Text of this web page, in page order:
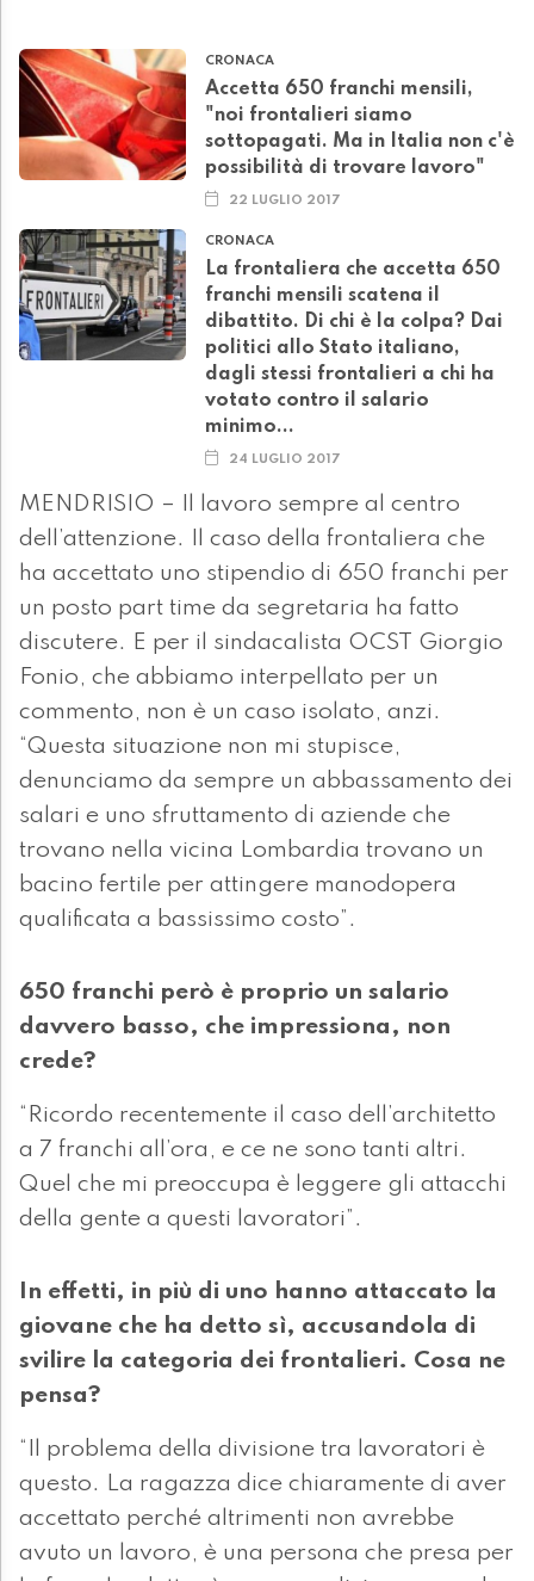
CRONACA
Accetta 650 franchi mensili,
"noi frontalieri siamo
sottopagati. Ma in Italia non c'è
possibilità di trovare lavoro"
22 LUGLIO 2017
CRONACA
La frontaliera che accetta 650
franchi mensili scatena il
dibattito. Di chi è la colpa? Dai
politici allo Stato italiano,
dagli stessi frontalieri a chi ha
votato contro il salario
minimo...
24 LUGLIO 2017
MENDRISIO – Il lavoro sempre al centro
dell’attenzione. Il caso della frontaliera che
ha accettato uno stipendio di 650 franchi per
un posto part time da segretaria ha fatto
discutere. E per il sindacalista OCST Giorgio
Fonio, che abbiamo interpellato per un
commento, non è un caso isolato, anzi.
“Questa situazione non mi stupisce,
denunciamo da sempre un abbassamento dei
salari e uno sfruttamento di aziende che
trovano nella vicina Lombardia trovano un
bacino fertile per attingere manodopera
qualificata a bassissimo costo”.
650 franchi però è proprio un salario
davvero basso, che impressiona, non
crede?
“Ricordo recentemente il caso dell’architetto
a 7 franchi all’ora, e ce ne sono tanti altri.
Quel che mi preoccupa è leggere gli attacchi
della gente a questi lavoratori”.
In effetti, in più di uno hanno attaccato la
giovane che ha detto sì, accusandola di
svilire la categoria dei frontalieri. Cosa ne
pensa?
“Il problema della divisione tra lavoratori è
questo. La ragazza dice chiaramente di aver
accettato perché altrimenti non avrebbe
avuto un lavoro, è una persona che presa per